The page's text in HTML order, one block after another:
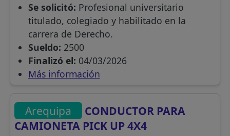
Se solicitó: Profesional universitario
titulado, colegiado y habilitado en la
carrera de Derecho.
Sueldo: 2500
Finalizó el: 04/03/2026
Más información
Arequipa
CONDUCTOR PARA
CAMIONETA PICK UP 4X4